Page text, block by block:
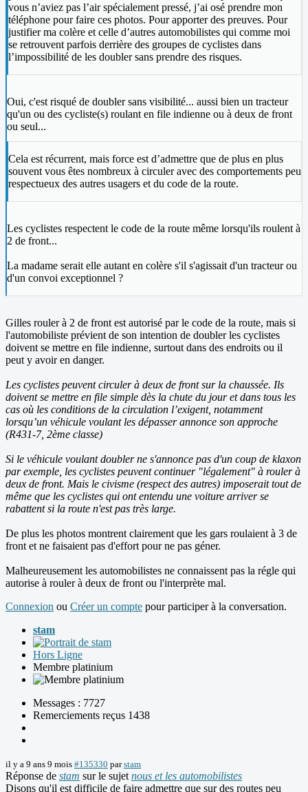
vous n’aviez pas l’air spécialement pressé, j’ai osé prendre mon
téléphone pour faire ces photos. Pour apporter des preuves. Pour
justifier ma colère et celle d’autres automobilistes qui comme moi
se retrouvent parfois derrière des groupes de cyclistes dans
l’impossibilité de les doubler sans prendre des risques.
Oui, c'est risqué de doubler sans visibilité... aussi bien un tracteur
qu'un ou des cycliste(s) roulant en file indienne ou à deux de front
ou seul...
Cela est récurrent, mais force est d’admettre que de plus en plus
souvent vous êtes nombreux à circuler avec des comportements peu
respectueux des autres usagers et du code de la route.
Les cyclistes respectent le code de la route même lorsqu'ils roulent à
2 de front...
La madame serait elle autant en colère s'il s'agissait d'un tracteur ou
d'un convoi exceptionnel ?
Gilles rouler à 2 de front est autorisé par le code de la route, mais si
l'automobiliste prévient de son intention de doubler les cyclistes
doivent se mettre en file indienne, surtout dans des endroits ou il
peut y avoir en danger.
Les cyclistes peuvent circuler à deux de front sur la chaussée. Ils
doivent se mettre en file simple dès la chute du jour et dans tous les
cas où les conditions de la circulation l’exigent, notamment
lorsqu’un véhicule voulant les dépasser annonce son approche
(R431-7, 2ème classe)
Si le véhicule voulant doubler ne s'annonce pas d'un coup de klaxon
par exemple, les cyclistes peuvent continuer "légalement" à rouler à
deux de front. Mais le civisme (respect des autres) imposerait tout de
même que les cyclistes qui ont entendu une voiture arriver se
rabattent si la route n'est pas très large.
De plus les photos montrent clairement que les gars roulaient à 3 de
front et ne faisaient pas d'effort pour ne pas géner.
Malheureusement les automobilistes ne connaissent pas la régle qui
autorise à rouler à deux de front ou l'interprète mal.
Connexion ou Créer un compte pour participer à la conversation.
stam
Hors Ligne
Membre platinium
Messages : 7727
Remerciements reçus 1438
il y a 9 ans 9 mois #135330 parstam
Réponse de stam sur le sujet nous et les automobilistes
Disons qu'il est difficile de faire admettre que sur des routes peu